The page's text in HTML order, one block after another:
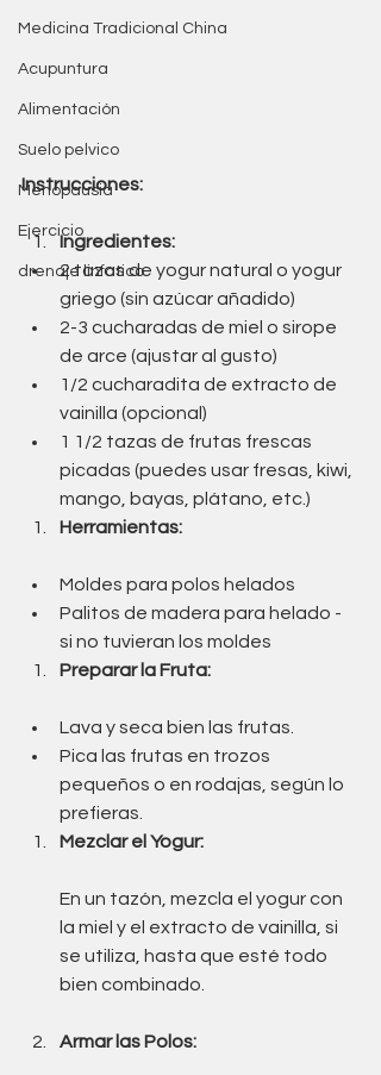
Medicina Tradicional China
Acupuntura
Alimentación
Suelo pelvico
Menopausia
Ejercicio
drenaje linfatico
Instrucciones:
Ingredientes:
2 tazas de yogur natural o yogur
griego (sin azúcar añadido)
2-3 cucharadas de miel o sirope
de arce (ajustar al gusto)
1/2 cucharadita de extracto de
vainilla (opcional)
1 1/2 tazas de frutas frescas
picadas (puedes usar fresas, kiwi,
mango, bayas, plátano, etc.)
Herramientas:
Moldes para polos helados
Palitos de madera para helado -
si no tuvieran los moldes
Preparar la Fruta:
Lava y seca bien las frutas.
Pica las frutas en trozos
pequeños o en rodajas, según lo
prefieras.
Mezclar el Yogur:
En un tazón, mezcla el yogur con
la miel y el extracto de vainilla, si
se utiliza, hasta que esté todo
bien combinado.
Armar las Polos: